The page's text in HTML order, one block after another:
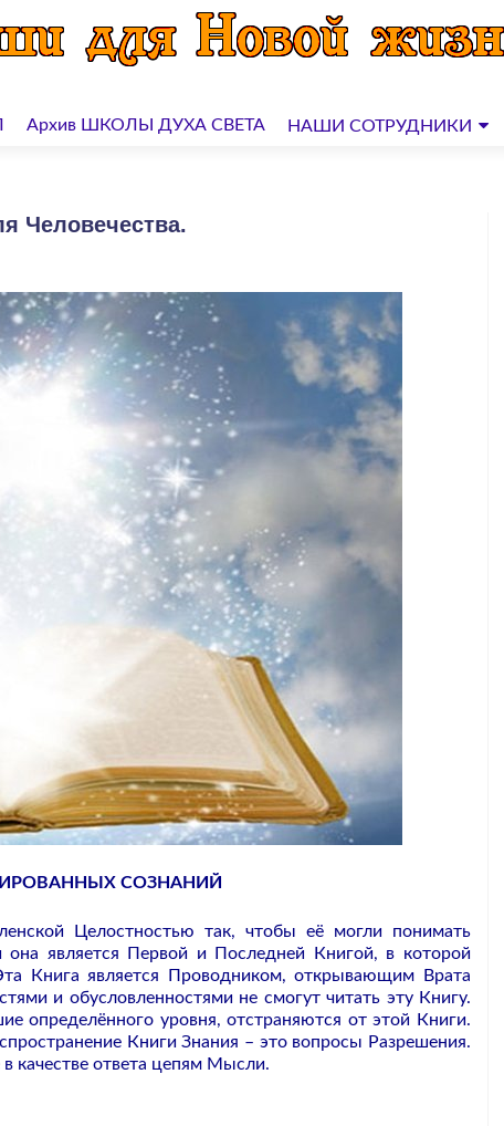
Архив ШКОЛЫ ДУХА СВЕТА НАШИ СОТРУДНИКИ
Человечества.
СОЗНАНИЙ
Целостностью так, чтобы её могли понимать
является Первой и Последней Книгой, в которой
Книга является Проводником, открывающим Врата
и обусловленностями не смогут читать эту Книгу.
определённого уровня, отстраняются от этой Книги.
Книги Знания – это вопросы Разрешения.
качестве ответа цепям Мысли.